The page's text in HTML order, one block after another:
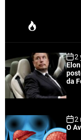
P
u
a
r
2
da
2
O